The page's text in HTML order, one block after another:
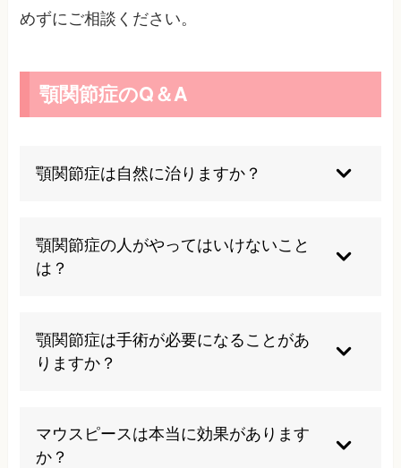
めずにご相談ください。
顎関節症のQ＆A
顎関節症は自然に治りますか？
多くは適切な治療や生活習慣の見直しが必要で
す。
顎関節症の人がやってはいけないこと
は？
避けましょう。歯ぎしりや食いしばりにも注意が
必要です。
顎関節症は手術が必要になることがあ
りますか？
療が選択されることもありますが、手術は最終手
段です。
マウスピースは本当に効果があります
か？